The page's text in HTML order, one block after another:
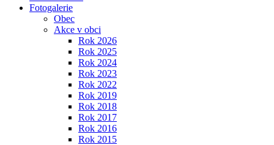
Fotogalerie
Obec
Akce v obci
Rok 2026
Rok 2025
Rok 2024
Rok 2023
Rok 2022
Rok 2019
Rok 2018
Rok 2017
Rok 2016
Rok 2015